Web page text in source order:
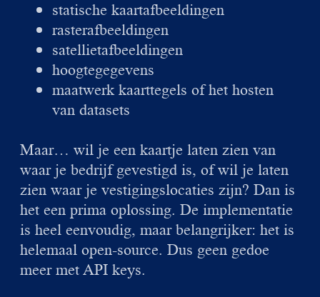
statische kaartafbeeldingen
rasterafbeeldingen
satellietafbeeldingen
hoogtegegevens
maatwerk kaarttegels of het hosten
van datasets
Maar… wil je een kaartje laten zien van
waar je bedrijf gevestigd is, of wil je laten
zien waar je vestigingslocaties zijn? Dan is
het een prima oplossing. De implementatie
is heel eenvoudig, maar belangrijker: het is
helemaal open-source. Dus geen gedoe
meer met API keys.